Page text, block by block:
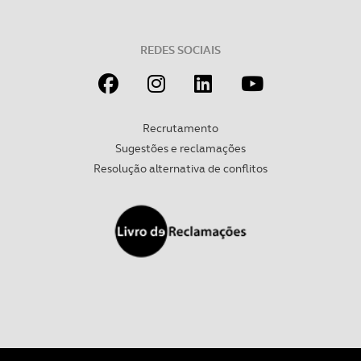
REDES SOCIAIS
Recrutamento
Sugestões e reclamações
Resolução alternativa de conflitos